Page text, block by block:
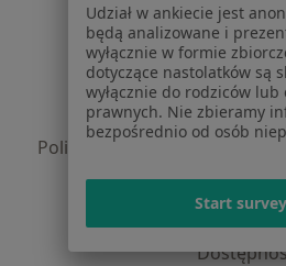
Serwis
Polityka prywatności
Polityka prywatności
Polityka prywatności dla
dane pozyskaliśmy
Polityka
Jak działają wyniki
Udział w ankiecie jest
będą analizowane i
wyłącznie w formie
dotyczące nastolatków są
wyłącznie do rodziców lub
prawnych. Nie zbieramy
bezpośrednio od osób
Start survey